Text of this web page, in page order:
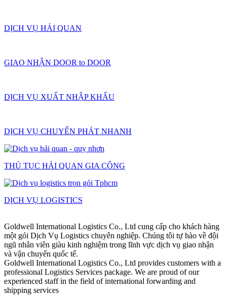
DỊCH VỤ HẢI QUAN
GIAO NHẬN DOOR to DOOR
DỊCH VỤ XUẤT NHẬP KHẨU
DỊCH VỤ CHUYỂN PHÁT NHANH
THỦ TỤC HẢI QUAN GIA CÔNG
DỊCH VỤ LOGISTICS
Goldwell International Logistics Co., Ltd cung cấp cho khách hàng
một gói Dịch Vụ Logistics chuyên nghiệp. Chúng tôi tự hào về đội
ngũ nhân viên giàu kinh nghiệm trong lĩnh vực dịch vụ giao nhận
và vận chuyển quốc tế.
Goldwell International Logistics Co., Ltd provides customers with a
professional Logistics Services package. We are proud of our
experienced staff in the field of international forwarding and
shipping services